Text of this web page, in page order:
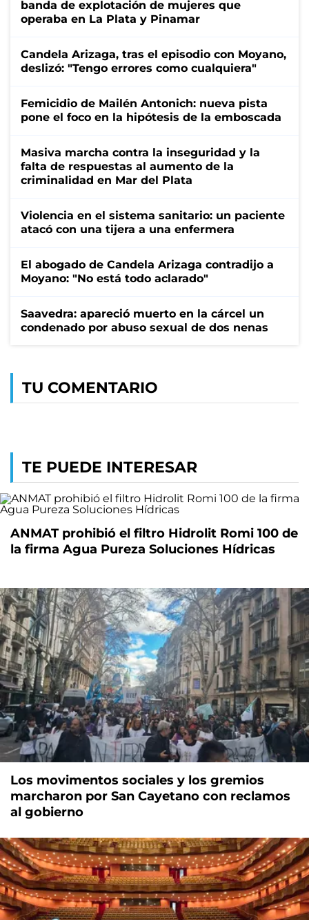
banda de explotación de mujeres que
operaba en La Plata y Pinamar
Candela Arizaga, tras el episodio con Moyano,
deslizó: "Tengo errores como cualquiera"
Femicidio de Mailén Antonich: nueva pista
pone el foco en la hipótesis de la emboscada
Masiva marcha contra la inseguridad y la
falta de respuestas al aumento de la
criminalidad en Mar del Plata
Violencia en el sistema sanitario: un paciente
atacó con una tijera a una enfermera
El abogado de Candela Arizaga contradijo a
Moyano: "No está todo aclarado"
Saavedra: apareció muerto en la cárcel un
condenado por abuso sexual de dos nenas
TU COMENTARIO
TE PUEDE INTERESAR
ANMAT prohibió el filtro Hidrolit Romi 100 de
la firma Agua Pureza Soluciones Hídricas
Los movimentos sociales y los gremios
marcharon por San Cayetano con reclamos
al gobierno